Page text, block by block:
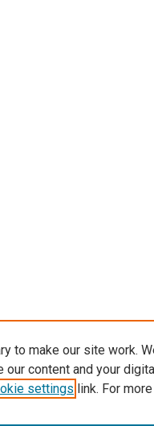
to make our site work.
content and your
settings link. For